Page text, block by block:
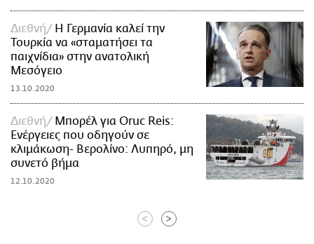
Διεθνή
Η Γερμανία καλεί την
Τουρκία να «σταματήσει τα
παιχνίδια» στην ανατολική
Μεσόγειο
13.10.2020
Διεθνή
Μπορέλ για Oruc Reis:
Ενέργειες που οδηγούν σε
κλιμάκωση- Βερολίνο: Λυπηρό, μη
συνετό βήμα
12.10.2020
< >